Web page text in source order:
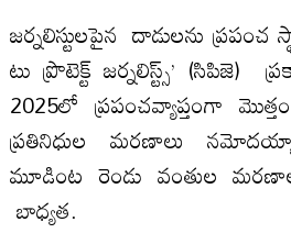
జర్నలిస్టులపైన దాడులను
టు ప్రొటెక్ట్ జర్నలిస్ట్స్’
2025లో ప్రపంచవ్యాప్తంగా
ప్రతినిధుల మరణాలు
మూడింట రెండు వంతుల
బాధ్యత.